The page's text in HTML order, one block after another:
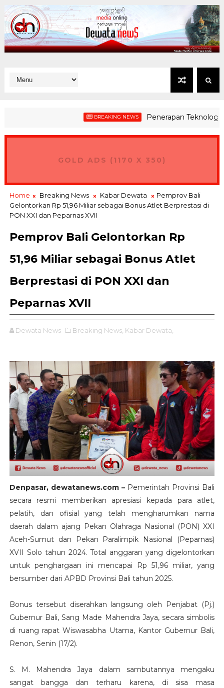
BREAKING NEWS Penerapan Teknologi
GOLD ADS (1170 X 350)
Home Breaking News Kabar Dewata
Pemprov Bali
Gelontorkan Rp 51,96 Miliar sebagai Bonus Atlet Berprestasi di
PON XXI dan Peparnas XVII
Pemprov Bali Gelontorkan Rp
51,96 Miliar sebagai Bonus Atlet
Berprestasi di PON XXI dan
Peparnas XVII
Dewata News Breaking News, Kabar Dewata,
Denpasar, dewatanews.com – Pemerintah Provinsi Bali
secara resmi memberikan apresiasi kepada para atlet,
pelatih, dan ofisial yang telah mengharumkan nama
daerah dalam ajang Pekan Olahraga Nasional (PON) XXI
Aceh-Sumut dan Pekan Paralimpik Nasional (Peparnas)
XVII Solo tahun 2024. Total anggaran yang digelontorkan
untuk penghargaan ini mencapai Rp 51,96 miliar, yang
bersumber dari APBD Provinsi Bali tahun 2025.
Bonus tersebut diserahkan langsung oleh Penjabat (Pj.)
Gubernur Bali, Sang Made Mahendra Jaya, secara simbolis
di ruang rapat Wiswasabha Utama, Kantor Gubernur Bali,
Renon, Senin (17/2).
S. M. Mahendra Jaya dalam sambutannya mengaku
sangat bangga dan terharu karena, di sisa masa